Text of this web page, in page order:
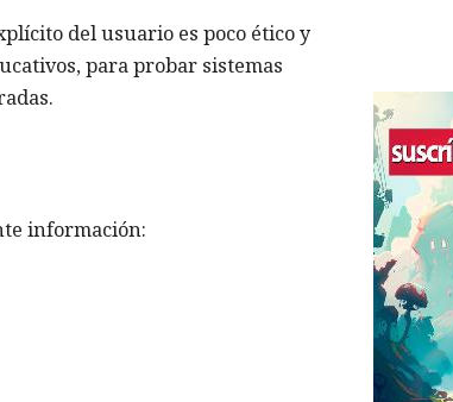
del usuario es poco ético y
para probar sistemas
información: